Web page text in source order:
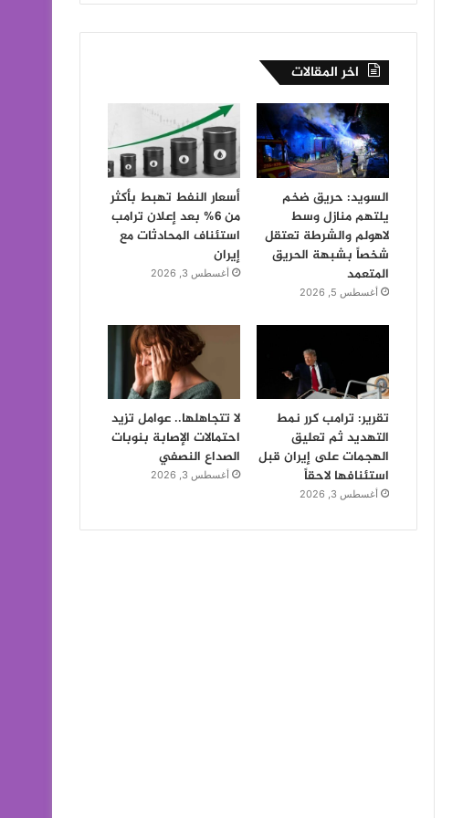
اخر المقالات
السويد: حريق ضخم
يلتهم منازل وسط
لاهولم والشرطة تعتقل
شخصاً بشبهة الحريق
المتعمد
أغسطس 5, 2026
أسعار النفط تهبط بأكثر
من 6% بعد إعلان ترامب
استئناف المحادثات مع
إيران
أغسطس 3, 2026
تقرير: ترامب كرر نمط
التهديد ثم تعليق
الهجمات على إيران قبل
استئنافها لاحقاً
أغسطس 3, 2026
لا تتجاهلها.. عوامل تزيد
احتمالات الإصابة بنوبات
الصداع النصفي
أغسطس 3, 2026